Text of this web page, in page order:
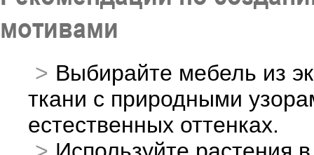
мотивами
Выбирайте мебель из
ткани с природными
естественных оттенках.